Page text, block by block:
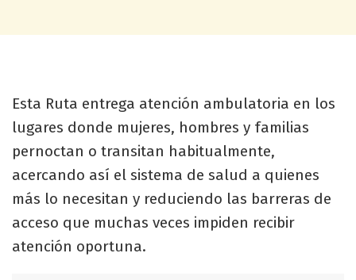
Esta Ruta entrega atención ambulatoria en los
lugares donde mujeres, hombres y familias
pernoctan o transitan habitualmente,
acercando así el sistema de salud a quienes
más lo necesitan y reduciendo las barreras de
acceso que muchas veces impiden recibir
atención oportuna.